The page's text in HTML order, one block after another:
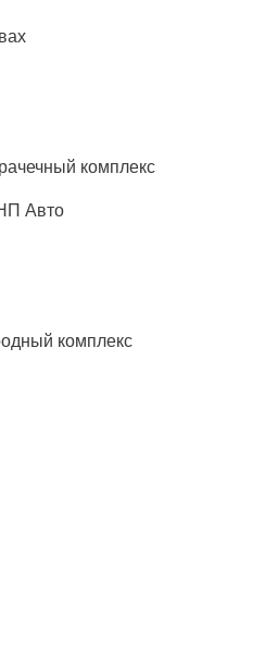
комплекс
Авто
комплекс